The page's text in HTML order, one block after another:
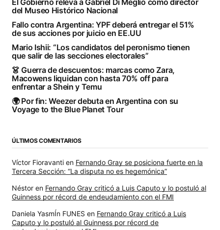
El Gobierno releva a Gabriel Di Meglio como director
del Museo Histórico Nacional
Fallo contra Argentina: YPF deberá entregar el 51%
de sus acciones por juicio en EE.UU
Mario Ishii: “Los candidatos del peronismo tienen
que salir de las secciones electorales”
👗 Guerra de descuentos: marcas como Zara,
Macowens liquidan con hasta 70% off para
enfrentar a Shein y Temu
🌍 Por fin: Weezer debuta en Argentina con su
Voyage to the Blue Planet Tour
ÚLTIMOS COMENTARIOS
Víctor Fioravanti en Fernando Gray se posiciona fuerte en la
Tercera Sección: “La disputa no es hegemónica”
Néstor en Fernando Gray criticó a Luis Caputo y lo postuló al
Guinness por récord de endeudamiento con el FMI
Daniela YasmÍn FUNES en Fernando Gray criticó a Luis
Caputo y lo postuló al Guinness por récord de